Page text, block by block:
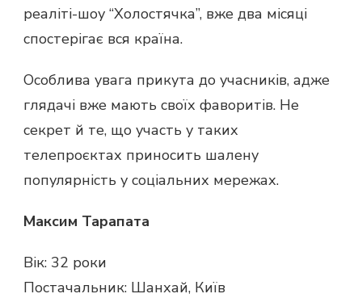
реаліті-шоу “Холостячка”, вже два місяці
спостерігає вся країна.
Особлива увага прикута до учасників, адже
глядачі вже мають своїх фаворитів. Не
секрет й те, що участь у таких
телепроєктах приносить шалену
популярність у соціальних мережах.
Максим Тарапата
Вік: 32 роки
Постачальник: Шанхай, Київ